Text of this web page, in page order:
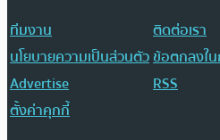
ทีมงาน
ติดต่อเรา
นโยบายความเป็นส่วนตัวข้อตกลงใ
Advertise
RSS
ตั้งค่าคุกกี้